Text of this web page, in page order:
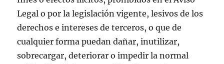
Legal o por la legislación vigente, lesivos de los
derechos e intereses de terceros, o que de
cualquier forma puedan dañar, inutilizar,
sobrecargar, deteriorar o impedir la normal